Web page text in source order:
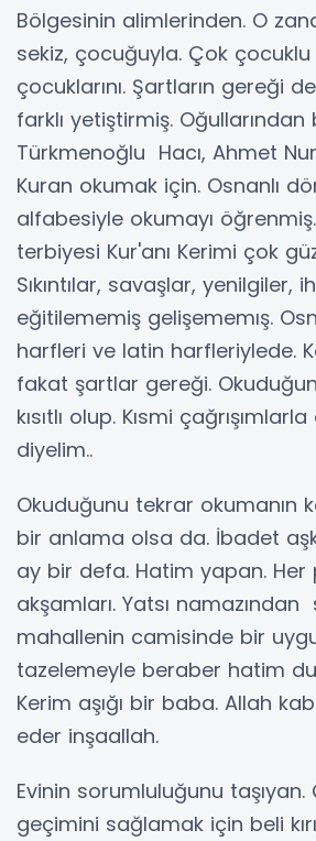
Bölgesinin alimlerinden. O
sekiz, çocuğuyla. Çok
çocuklarını. Şartların gereği
farklı yetiştirmiş.
Türkmenoğlu Hacı, Ahmet
Kuran okumak için. Osnanlı
alfabesiyle okumayı
terbiyesi Kur'anı Kerimi çok
Sıkıntılar, savaşlar, yenilgiler,
eğitilememiş gelişememış.
harfleri ve latin harfleriylede.
fakat şartlar gereği.
kısıtlı olup. Kısmi
diyelim..
Okuduğunu tekrar okumanın
bir anlama olsa da. İbadet
ay bir defa. Hatim yapan. Her
akşamları. Yatsı namazından
mahallenin camisinde bir
tazelemeyle beraber hatim
Kerim aşığı bir baba. Allah
eder inşaallah.
Evinin sorumluluğunu taşıyan.
geçimini sağlamak için beli